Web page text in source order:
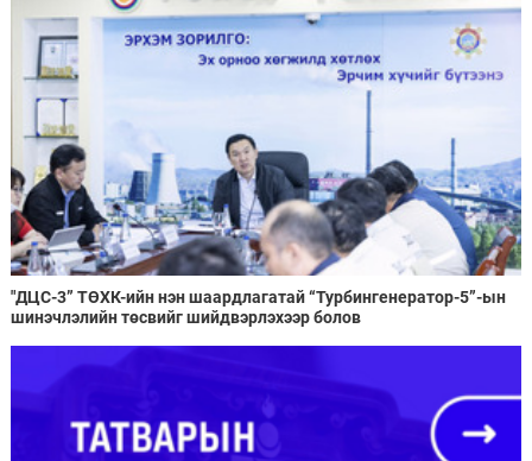
"ДЦС-3” ТӨХК-ийн нэн шаардлагатай “Турбингенератор-5”-ын
шинэчлэлийн төсвийг шийдвэрлэхээр болов